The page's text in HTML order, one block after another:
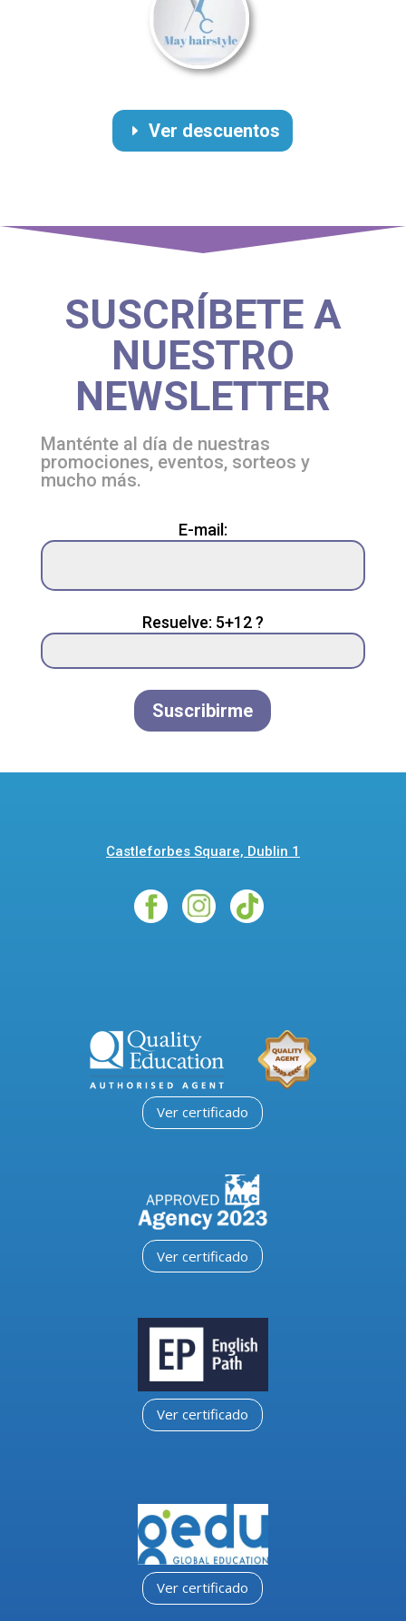
Ver descuentos
SUSCRÍBETE A
NUESTRO
NEWSLETTER
Manténte al día de nuestras
promociones, eventos, sorteos y
mucho más.
leave
this
field
E-mail:
Resuelve: 5+12 ?
Suscribirme
Castleforbes Square, Dublin 1
Ver certificado
Ver certificado
Ver certificado
Ver certificado